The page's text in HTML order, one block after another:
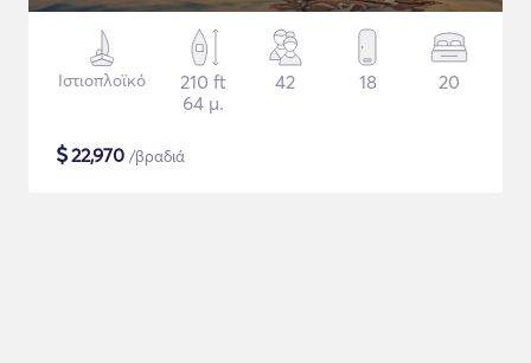
Ιστιοπλοϊκό
210 ft
64 μ.
42 18 20
$22,970 /βραδιά